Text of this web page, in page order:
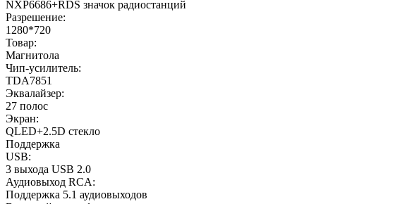
NXP6686+RDS значок радиостанций
Разрешение:
1280*720
Товар:
Магнитола
Чип-усилитель:
TDA7851
Эквалайзер:
27 полос
Экран:
QLED+2.5D стекло
Поддержка
USB:
3 выхода USB 2.0
Аудиовыход RCA:
Поддержка 5.1 аудиовыходов